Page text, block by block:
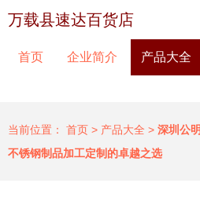
万载县速达百货店
首页 企业简介 产品大全
当前位置： 首页 > 产品大全 > 深圳公
不锈钢制品加工定制的卓越之选